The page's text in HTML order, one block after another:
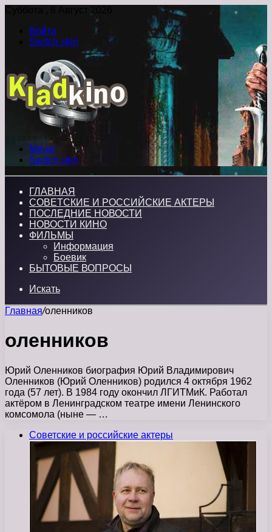
Суббота , 8 Август 2026
Войти
Switch skin
Меню
Switch skin
ГЛАВНАЯ
СОВЕТСКИЕ И РОССИЙСКИЕ АКТЕРЫ
ПОСЛЕДНИЕ НОВОСТИ
НОВОСТИ КИНО
ФИЛЬМЫ
Информация
Боевик
БЫТОВЫЕ ВОПРОСЫ
Искать
Главная/оленников
оленников
Юрий Оленников биография Юрий Владимирович
Оленников (Юрий Оленников) родился 4 октября 1962
года (57 лет). В 1984 году окончил ЛГИТМиК. Работал
актёром в Ленинградском театре имени Ленинского
комсомола (ныне — …
Советские и российские актеры